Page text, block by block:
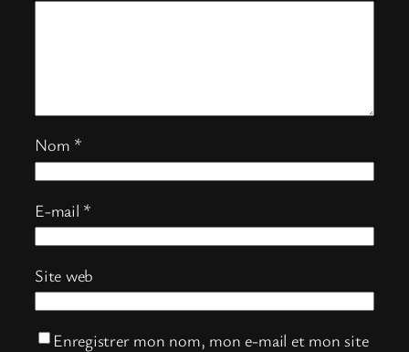
Nom *
E-mail *
Site web
Enregistrer mon nom, mon e-mail et mon site